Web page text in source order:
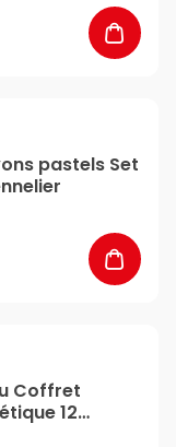
pastels Set
Coffret
12